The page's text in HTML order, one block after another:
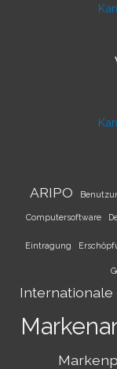
ARIPO
Computersoftware
Eintragung
Internationale